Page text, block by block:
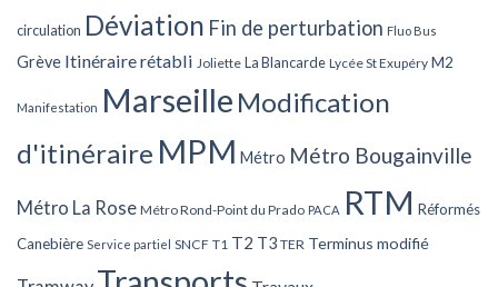
circulation Déviation Fin de perturbation Fluo Bus
Grève Itinéraire rétabli Joliette La Blancarde Lycée St Exupéry M2
Manifestation Marseille Modification
d'itinéraire MPM Métro Métro Bougainville
Métro La Rose Métro Rond-Point du Prado PACA RTM Réformés
Canebière Service partiel SNCF T1 T2 T3 TER Terminus modifié